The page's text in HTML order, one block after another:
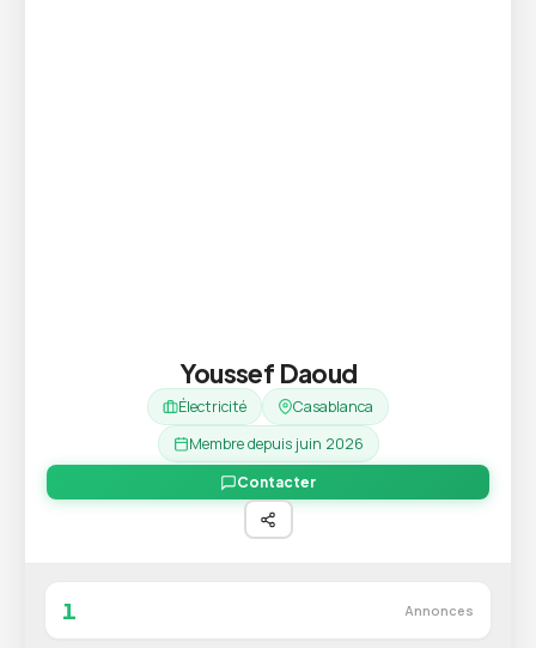
Youssef Daoud
Électricité
Casablanca
Membre depuis juin 2026
Contacter
1 Annonces